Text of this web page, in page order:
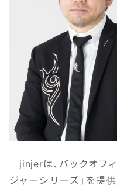
jinjerは、バックオフ
ジャーシリーズ」を提